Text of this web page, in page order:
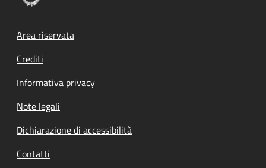
Footer menu
Area riservata
Crediti
Informativa privacy
Note legali
Dichiarazione di accessibilità
Contatti